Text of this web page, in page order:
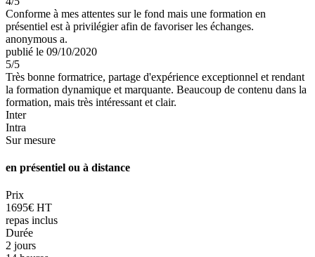
Conforme à mes attentes sur le fond mais une formation en
présentiel est à privilégier afin de favoriser les échanges.
anonymous a.
publié le 09/10/2020
5/5
Très bonne formatrice, partage d'expérience exceptionnel et rendant
la formation dynamique et marquante. Beaucoup de contenu dans la
formation, mais très intéressant et clair.
Inter
Intra
Sur mesure
en présentiel ou à distance
Prix
1695€ HT
repas inclus
Durée
2 jours